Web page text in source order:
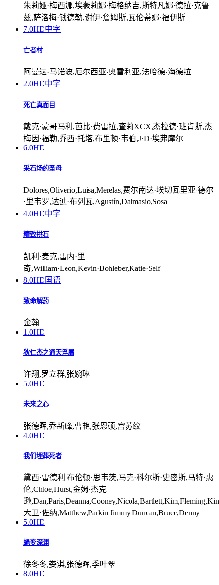
朱莉娅·梅西娜,埃薇莉娜·梅格纳吉,斯特凡娜·德拉·克鲁
兹,萨洛梅·钱德勒,谢伊·詹姆斯,瓦伦蒂娜·福伊斯
7.0HD中字
亡者村
阿曼达·马诺波,厄尔西亚·奥雷利亚,法哈德·海德拉
2.0HD中字
死亡真面目
戴克·蒙哥马利,芭比·费雷拉,查莉XCX,杰拉德·班肯斯,杰
梅因·福勒,乔西·托塔,布里顿·韦伯,J·D·埃弗摩尔
6.0HD
采石场的圣母
Dolores,Oliverio,Luisa,Merelas,费尔南达·埃切瓦里亚·德尔
·里韦罗,达迪·布列瓦,Agustín,Dalmasio,Sosa
4.0HD中字
精致拱石
凯利·麦克,雷内·里
奇,William·Leon,Kevin·Bohleber,Katie·Self
8.0HD国语
致命解药
金翰
1.0HD
狄仁杰之通天浮屠
许翔,罗立群,张婉琳
5.0HD
未来之心
张德晖,乔新峰,曹艳,张恩硕,宫苏纹
4.0HD
我们埋葬死者
黛西·雷德利,布伦顿·思韦茨,马克·科尔斯·史密斯,马特·惠
伦,Chloe,Hurst,金姆·杰克
逊
大卫·佐纳,Matthew,Parkin,Jimmy,Duncan,Bruce,Denny
5.0HD
蝇变深渊
徐冬冬,娄淇,张德晖,季叶翠
8.0HD